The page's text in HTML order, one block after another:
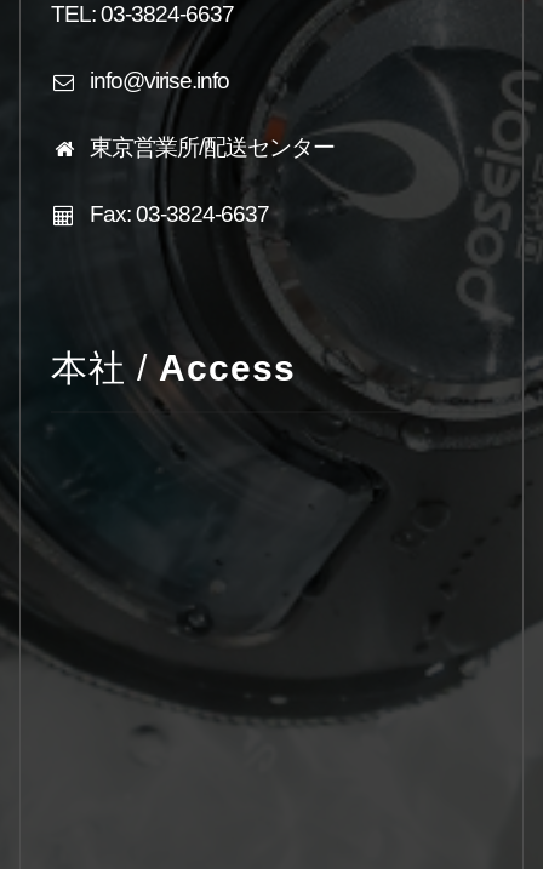
TEL: 03-3824-6637
info@virise.info
東京営業所/配送センター
Fax: 03-3824-6637
本社 /Access